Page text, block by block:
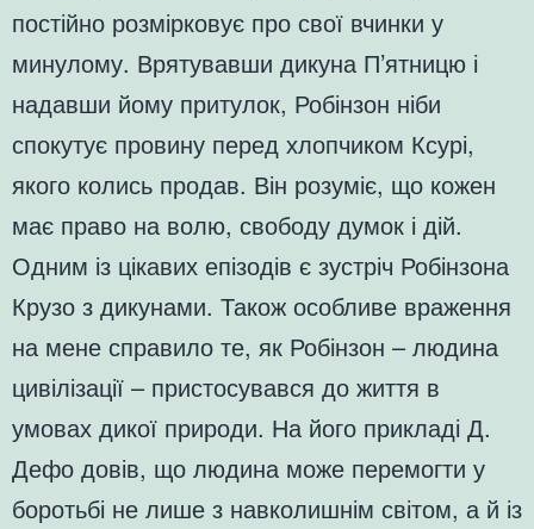
постійно розмірковує про свої вчинки у
минулому. Врятувавши дикуна П’ятницю і
надавши йому притулок, Робінзон ніби
спокутує провину перед хлопчиком Ксурі,
якого колись продав. Він розуміє, що кожен
має право на волю, свободу думок і дій.
Одним із цікавих епізодів є зустріч Робінзона
Крузо з дикунами. Також особливе враження
на мене справило те, як Робінзон – людина
цивілізації – пристосувався до життя в
умовах дикої природи. На його прикладі Д.
Дефо довів, що людина може перемогти у
боротьбі не лише з навколишнім світом, а й із